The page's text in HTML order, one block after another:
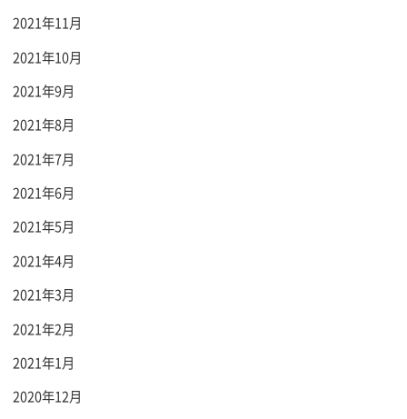
2021年11月
2021年10月
2021年9月
2021年8月
2021年7月
2021年6月
2021年5月
2021年4月
2021年3月
2021年2月
2021年1月
2020年12月